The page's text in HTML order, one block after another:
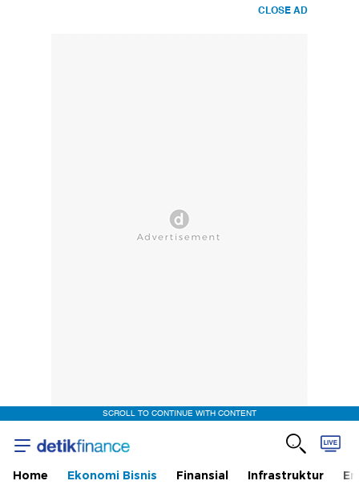
CLOSE AD
SCROLL TO CONTINUE WITH CONTENT
Home Ekonomi Bisnis Finansial Infrastruktur